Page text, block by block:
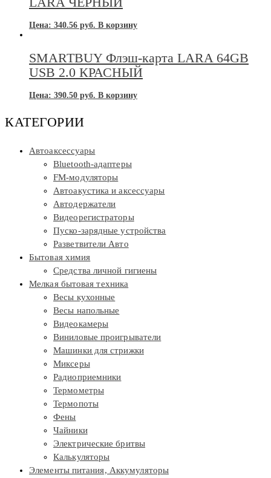
Цена: 340.56 руб. В корзину
SMARTBUY Флэш-карта LARA 64GB
USB 2.0 КРАСНЫЙ
Цена: 390.50 руб. В корзину
КАТЕГОРИИ
Автоаксессуары
Bluetooth-адаптеры
FM-модуляторы
Автоакустика и аксессуары
Автодержатели
Видеорегистраторы
Пуско-зарядные устройства
Разветвители Авто
Бытовая химия
Средства личной гигиены
Мелкая бытовая техника
Весы кухонные
Весы напольные
Видеокамеры
Виниловые проигрыватели
Машинки для стрижки
Миксеры
Радиоприемники
Термометры
Термопоты
Фены
Чайники
Электрические бритвы
Калькуляторы
Элементы питания, Аккумуляторы